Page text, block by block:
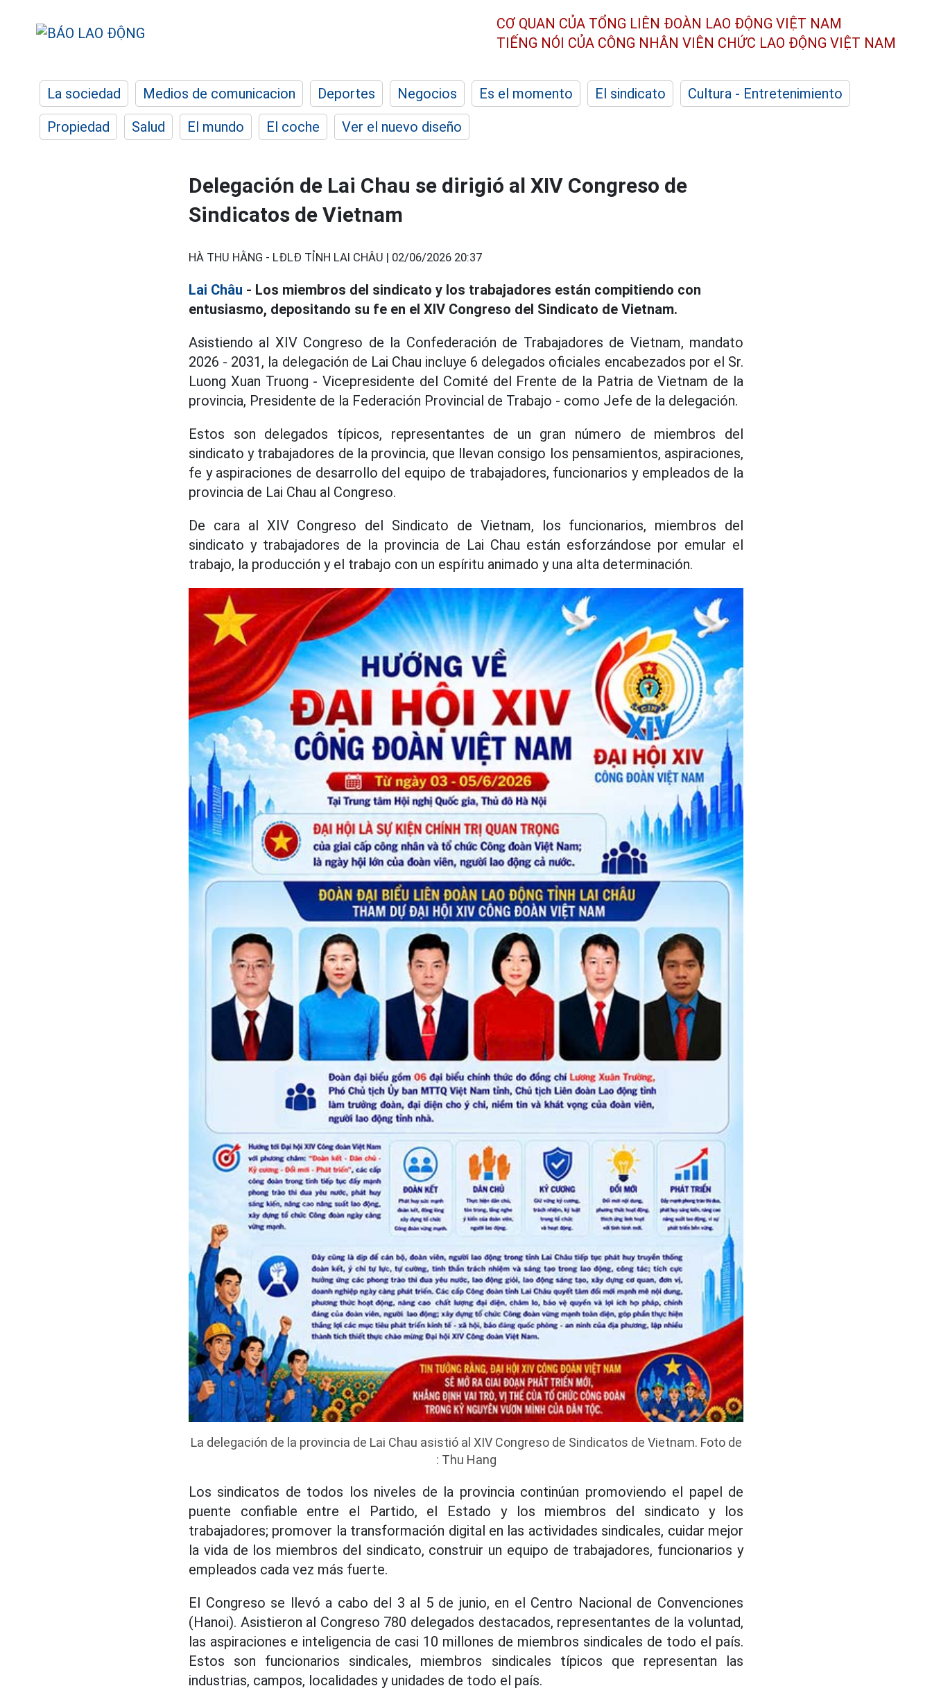
CƠ QUAN CỦA TỔNG LIÊN ĐOÀN LAO ĐỘNG VIỆT NAM
TIẾNG NÓI CỦA CÔNG NHÂN VIÊN CHỨC LAO ĐỘNG VIỆT NAM
La sociedad Medios de comunicacion Deportes Negocios Es el momento El sindicato
Cultura - Entretenimiento
Propiedad
Salud El mundo El coche Ver el nuevo diseño
Delegación de Lai Chau se dirigió al XIV Congreso de
Sindicatos de Vietnam
HÀ THU HẰNG - LĐLĐ TỈNH LAI CHÂU | 02/06/2026 20:37
Lai Châu - Los miembros del sindicato y los trabajadores están compitiendo con
entusiasmo, depositando su fe en el XIV Congreso del Sindicato de Vietnam.
Asistiendo al XIV Congreso de la Confederación de Trabajadores de Vietnam, mandato
2026 - 2031, la delegación de Lai Chau incluye 6 delegados oficiales encabezados por el Sr.
Luong Xuan Truong - Vicepresidente del Comité del Frente de la Patria de Vietnam de la
provincia, Presidente de la Federación Provincial de Trabajo - como Jefe de la delegación.
Estos son delegados típicos, representantes de un gran número de miembros del
sindicato y trabajadores de la provincia, que llevan consigo los pensamientos, aspiraciones,
fe y aspiraciones de desarrollo del equipo de trabajadores, funcionarios y empleados de la
provincia de Lai Chau al Congreso.
De cara al XIV Congreso del Sindicato de Vietnam, los funcionarios, miembros del
sindicato y trabajadores de la provincia de Lai Chau están esforzándose por emular el
trabajo, la producción y el trabajo con un espíritu animado y una alta determinación.
La delegación de la provincia de Lai Chau asistió al XIV Congreso de Sindicatos de Vietnam. Foto de
: Thu Hang
Los sindicatos de todos los niveles de la provincia continúan promoviendo el papel de
puente confiable entre el Partido, el Estado y los miembros del sindicato y los
trabajadores; promover la transformación digital en las actividades sindicales, cuidar mejor
la vida de los miembros del sindicato, construir un equipo de trabajadores, funcionarios y
empleados cada vez más fuerte.
El Congreso se llevó a cabo del 3 al 5 de junio, en el Centro Nacional de Convenciones
(Hanoi). Asistieron al Congreso 780 delegados destacados, representantes de la voluntad,
las aspiraciones e inteligencia de casi 10 millones de miembros sindicales de todo el país.
Estos son funcionarios sindicales, miembros sindicales típicos que representan las
industrias, campos, localidades y unidades de todo el país.